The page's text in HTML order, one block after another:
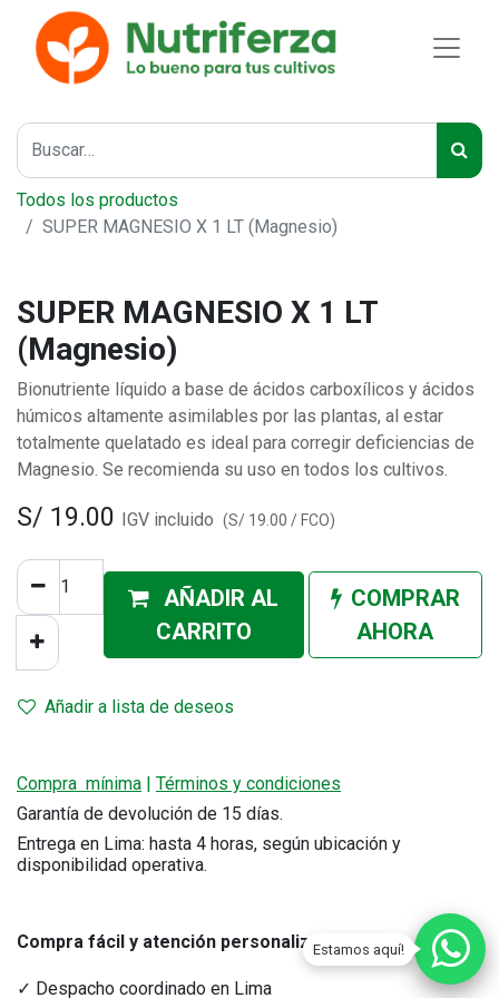
Estamos aquí!
Todos los productos
SUPER MAGNESIO X 1 LT (Magnesio)
SUPER MAGNESIO X 1 LT
(Magnesio)
Bionutriente líquido a base de ácidos carboxílicos y ácidos
húmicos altamente asimilables por las plantas, al estar
totalmente quelatado es ideal para corregir deficiencias de
Magnesio. Se recomienda su uso en todos los cultivos.
S/ 19.00 IGV incluido (S/ 19.00 / FCO)
AÑADIR AL
CARRITO
COMPRAR
AHORA
Añadir a lista de deseos
Compra mínima | Términos y condiciones
Garantía de devolución de 15 días.
Entrega en Lima: hasta 4 horas, según ubicación y
disponibilidad operativa.
Compra fácil y atención personalizada.
✓ Despacho coordinado en Lima